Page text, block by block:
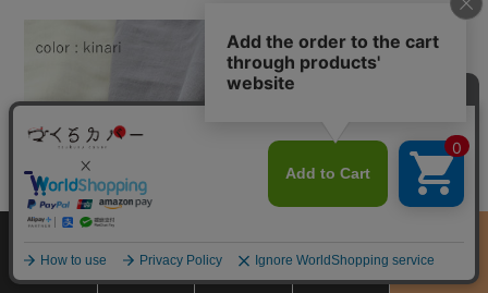
商品をさがす
サイズ
お買物ガイド カート